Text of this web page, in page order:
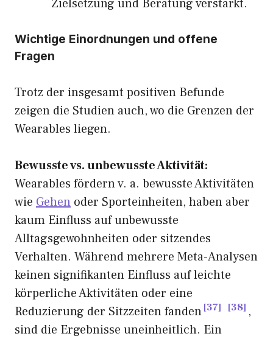
Zielsetzung und Beratung verstärkt.
Wichtige Einordnungen und offene
Fragen
Trotz der insgesamt positiven Befunde
zeigen die Studien auch, wo die Grenzen der
Wearables liegen.
Bewusste vs. unbewusste Aktivität:
Wearables fördern v. a. bewusste Aktivitäten
wie Gehen oder Sporteinheiten, haben aber
kaum Einfluss auf unbewusste
Alltagsgewohnheiten oder sitzendes
Verhalten. Während mehrere Meta-Analysen
keinen signifikanten Einfluss auf leichte
körperliche Aktivitäten oder eine
Reduzierung der Sitzzeiten fanden 37 38 ,
sind die Ergebnisse uneinheitlich. Ein